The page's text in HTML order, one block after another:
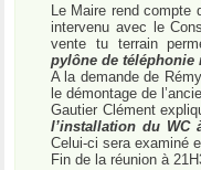
Le Maire rend compte
intervenu avec le
vente tu terrain
pylône de téléphonie
A la demande de
le démontage de
Gautier Clément
l’installation du WC
Celui-ci sera examiné
Fin de la réunion à